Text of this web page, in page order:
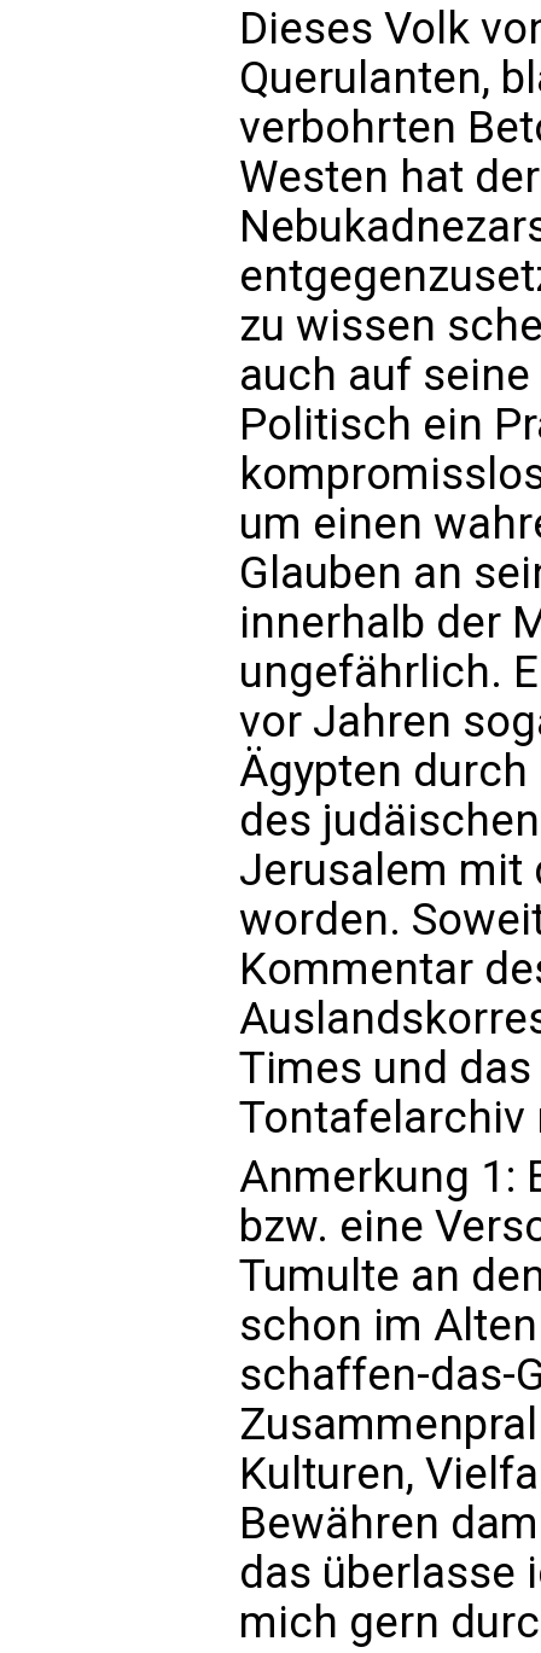
Dieses Volk
Querulanten,
verbohrten
Westen hat
zu wissen
auch auf
Politisch ein
um einen
Glauben an
innerhalb der
ungefährlich.
vor Jahren
Ägypten
des
Jerusalem mit
worden.
Kommentar
Times und
Tontafelarchiv
Anmerkung 1:
bzw. eine
Tumulte an
schon im
schaffen-das-
Kulturen,
Bewähren
das überlasse
mich gern